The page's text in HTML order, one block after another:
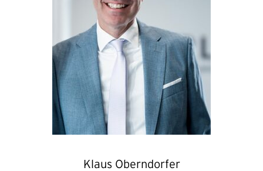
Klaus Oberndorfer